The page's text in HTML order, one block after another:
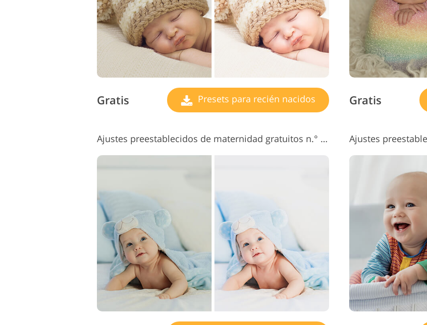
Gratis Presets para recién nacidos Gratis
Ajustes preestablecidos de maternidad gratuitos n.° 3 "Pure"